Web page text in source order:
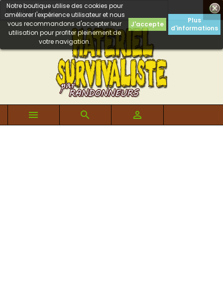

Notre boutique utilise des cookies pour
améliorer l'expérience utilisateur et nous
vous recommandons d'accepter leur
utilisation pour profiter pleinement de
votre navigation.
J'accepte
Plus
d'informations
  